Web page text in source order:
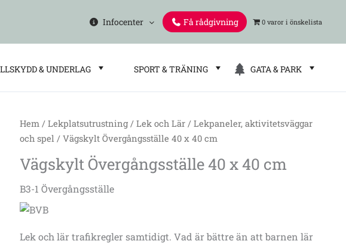
Infocenter Få rådgivning 0 varor
& UNDERLAG SPORT & TRÄNING GATA & PARK
Hem /Lekplatsutrustning /Lek och Lär /Lekpaneler, aktivitetsväggar
och spel / Vägskylt Övergångsställe 40 x 40 cm
Vägskylt Övergångsställe 40 x 40 cm
B3-1 Övergångsställe
Lek och lär trafikregler samtidigt. Vad är bättre än att barnen lär
Vägskylt
40
40
cm